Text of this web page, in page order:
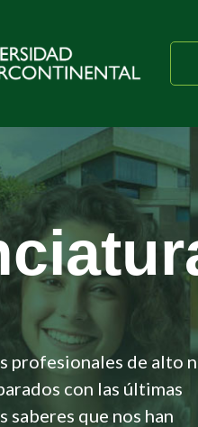
profesionales de alto
con las últimas
saberes que nos han